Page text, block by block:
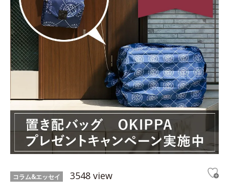
コラム&エッセイ 3548 view